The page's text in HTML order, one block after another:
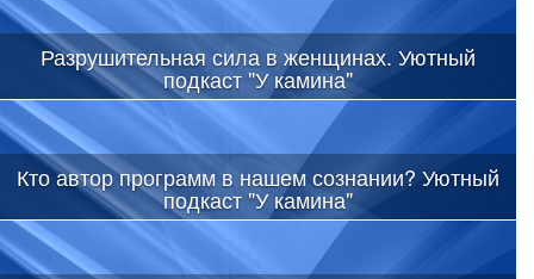
Разрушительная сила в женщинах. Уютный
подкаст "У камина"
Кто автор программ в нашем сознании? Уютный
подкаст "У камина"